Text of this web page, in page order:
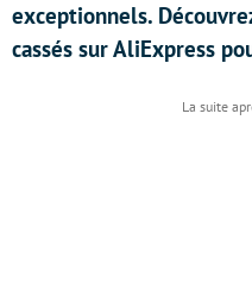
exceptionnels.
cassés sur AliExpress